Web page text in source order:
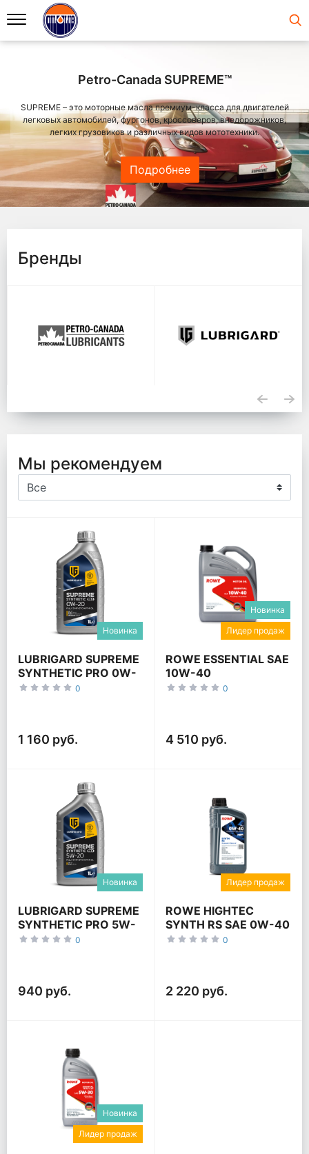
Petro-Canada SUPREME™
SUPREME – это моторные масла премиум-класса для двигателей
легковых автомобилей, фургонов, кроссоверов, внедорожников,
легких грузовиков и различных видов мототехники.
Подробнее
Бренды
Мы рекомендуем
Новинка
LUBRIGARD SUPREME
SYNTHETIC PRO 0W-
20
0
1 160 руб.
Новинка
Лидер продаж
ROWE ESSENTIAL SAE
10W-40
0
4 510 руб.
Новинка
LUBRIGARD SUPREME
SYNTHETIC PRO 5W-
20
0
940 руб.
Лидер продаж
ROWE HIGHTEC
SYNTH RS SAE 0W-40
0
2 220 руб.
Новинка
Лидер продаж